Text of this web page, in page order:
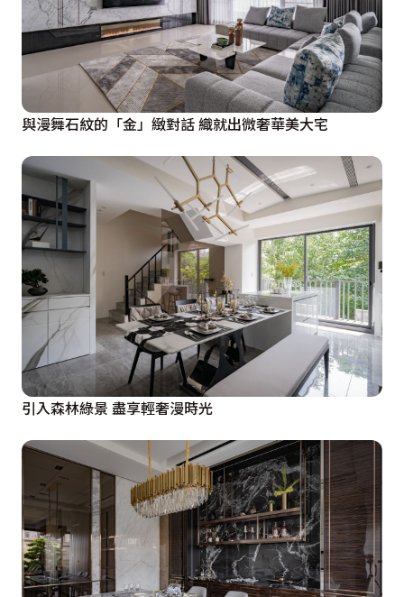
與漫舞石紋的「金」緻對話 織就出微奢華美大宅
引入森林綠景 盡享輕奢漫時光